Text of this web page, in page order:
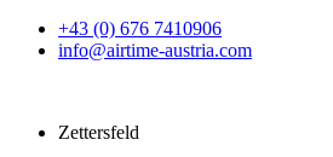
+43 (0) 676 7410906
info@airtime-austria.com
Zettersfeld